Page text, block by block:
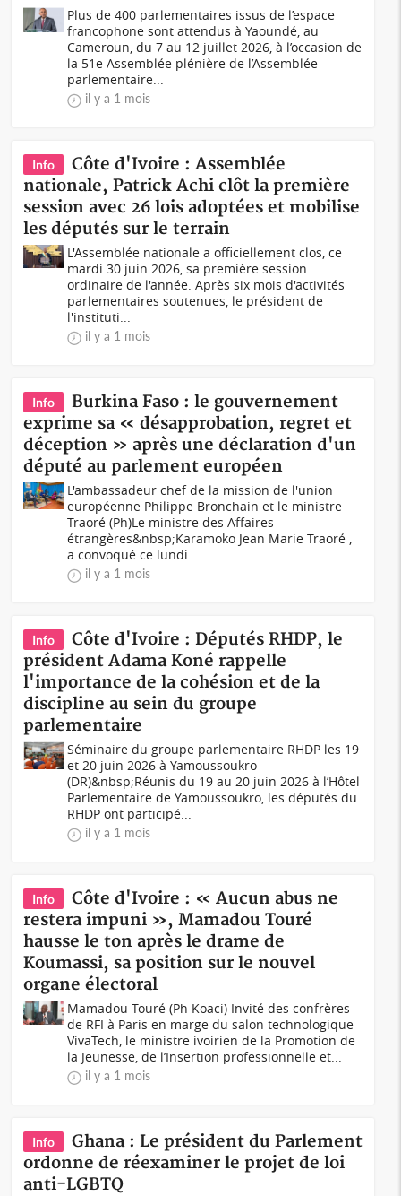
Plus de 400 parlementaires issus de l’espace
francophone sont attendus à Yaoundé, au
Cameroun, du 7 au 12 juillet 2026, à l’occasion de
la 51e Assemblée plénière de l’Assemblée
parlementaire...
il y a 1 mois
Info
Côte d'Ivoire : Assemblée
nationale, Patrick Achi clôt la première
session avec 26 lois adoptées et mobilise
les députés sur le terrain
L'Assemblée nationale a officiellement clos, ce
mardi 30 juin 2026, sa première session
ordinaire de l'année. Après six mois d'activités
parlementaires soutenues, le président de
l'instituti...
il y a 1 mois
Info
Burkina Faso : le gouvernement
exprime sa « désapprobation, regret et
déception » après une déclaration d'un
député au parlement européen
L'ambassadeur chef de la mission de l'union
européenne Philippe Bronchain et le ministre
Traoré (Ph)Le ministre des Affaires
étrangères&nbsp;Karamoko Jean Marie Traoré ,
a convoqué ce lundi...
il y a 1 mois
Info
Côte d'Ivoire : Députés RHDP, le
président Adama Koné rappelle
l'importance de la cohésion et de la
discipline au sein du groupe
parlementaire
Séminaire du groupe parlementaire RHDP les 19
et 20 juin 2026 à Yamoussoukro
(DR)&nbsp;Réunis du 19 au 20 juin 2026 à l’Hôtel
Parlementaire de Yamoussoukro, les députés du
RHDP ont participé...
il y a 1 mois
Info
Côte d'Ivoire : « Aucun abus ne
restera impuni », Mamadou Touré
hausse le ton après le drame de
Koumassi, sa position sur le nouvel
organe électoral
Mamadou Touré (Ph Koaci) Invité des confrères
de RFI à Paris en marge du salon technologique
VivaTech, le ministre ivoirien de la Promotion de
la Jeunesse, de l’Insertion professionnelle et...
il y a 1 mois
Info
Ghana : Le président du Parlement
ordonne de réexaminer le projet de loi
anti-LGBTQ